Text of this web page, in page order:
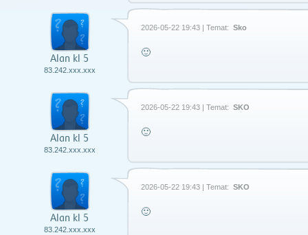
Alan kl 5
83.242.xxx.xxx
2026-05-22 19:43 | Temat: Sko
🙂
Alan kl 5
83.242.xxx.xxx
2026-05-22 19:43 | Temat: SKO
🙂
Alan kl 5
83.242.xxx.xxx
2026-05-22 19:43 | Temat: SKO
🙂